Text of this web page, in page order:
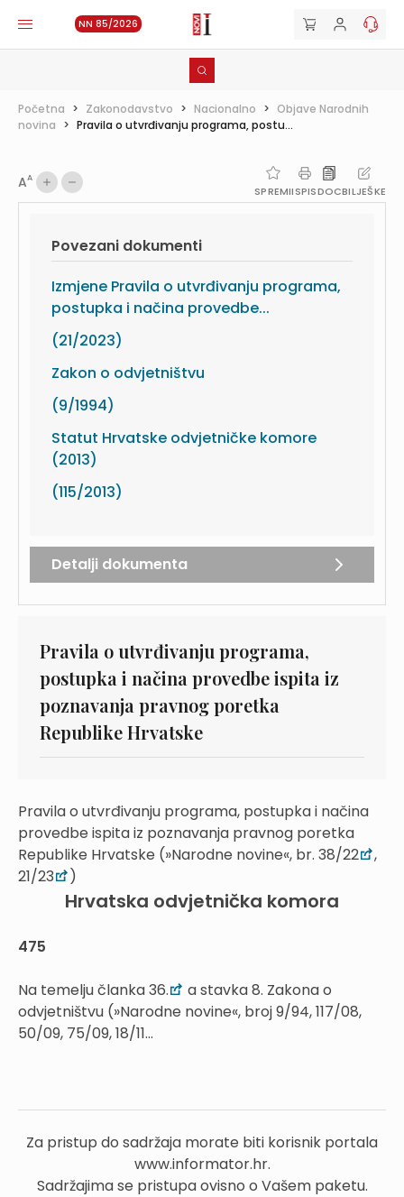
NN 85/2026
Početna > Zakonodavstvo > Nacionalno > Objave Narodnih
novina > Pravila o utvrđivanju programa, postu...
AA
SPREMIISPISDOCBILJEŠKE
Povezani dokumenti
Izmjene Pravila o utvrđivanju programa,
postupka i načina provedbe...
(21/2023)
Zakon o odvjetništvu
(9/1994)
Statut Hrvatske odvjetničke komore
(2013)
(115/2013)
Detalji dokumenta
Pravila o utvrđivanju programa,
postupka i načina provedbe ispita iz
poznavanja pravnog poretka
Republike Hrvatske
Pravila o utvrđivanju programa, postupka i načina
provedbe ispita iz poznavanja pravnog poretka
Republike Hrvatske (»Narodne novine«, br. 38/22
,
21/23
)
Hrvatska odvjetnička komora
475
Na temelju članka 36.
a stavka 8. Zakona o
odvjetništvu (»Narodne novine«, broj 9/94, 117/08,
50/09, 75/09, 18/11...
Za pristup do sadržaja morate biti korisnik portala
www.informator.hr.
Sadržajima se pristupa ovisno o Vašem paketu.